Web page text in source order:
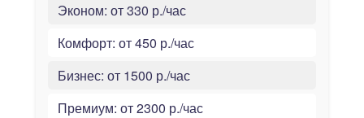
Эконом: от 330 р./час
Комфорт: от 450 р./час
Бизнес: от 1500 р./час
Премиум: от 2300 р./час